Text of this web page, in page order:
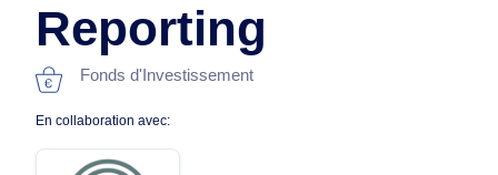
Reporting
Fonds d'Investissement
En collaboration avec: